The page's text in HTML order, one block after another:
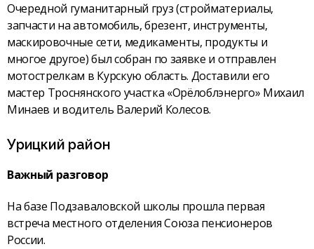
Очередной гуманитарный груз (стройматериалы,
запчасти на автомобиль, брезент, инструменты,
маскировочные сети, медикаменты, продукты и
многое другое) был собран по заявке и отправлен
мотострелкам в Курскую область. Доставили его
мастер Троснянского участка «Орёлоблэнерго» Михаил
Минаев и водитель Валерий Колесов.
Урицкий район
Важный разговор
На базе Подзаваловской школы прошла первая
встреча местного отделения Союза пенсионеров
России.